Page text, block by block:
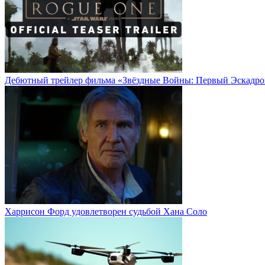
Дебютный трейлер фильма «Звёздные Войны: Первый
Харрисон Форд удовлетворен судьбой Хана Соло